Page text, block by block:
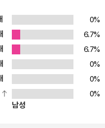
해서만 올 수 있는 곳이야.”
된다. 궁금해하는 마음이 없으
없다. 호기심으로 시작된 무한
같은 꿈을 꾸게 하기도 하고, 마
. 그리고 그것은 용기 있는 사
그런 의미에서 <레온의 마법
음이 얼마나 놀라운 세계로의
0%
6.7%
6.7%
0%
0%
0%
남성